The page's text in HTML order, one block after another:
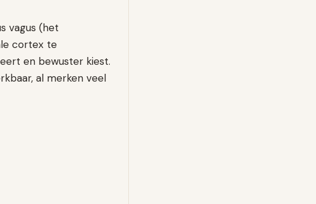
vagus (het
cortex te
en bewuster kiest.
al merken veel